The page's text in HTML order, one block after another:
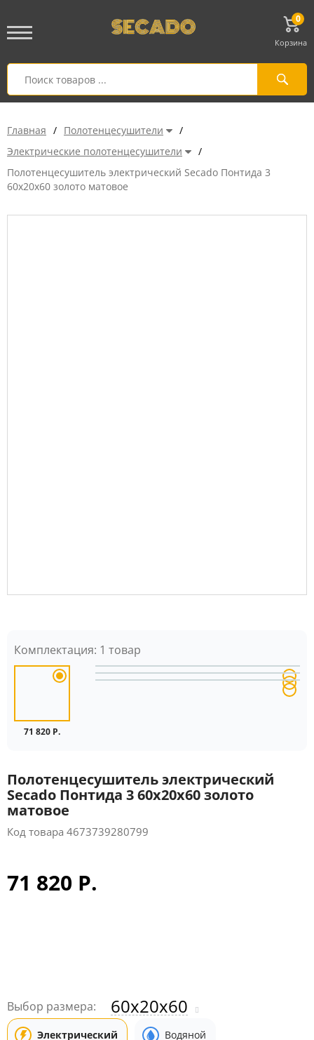
0
Корзина
Главная / Полотенцесушители
/
Электрические полотенцесушители
/
Полотенцесушитель электрический Secado Понтида 3
60x20x60 золото матовое
Комплектация: 1 товар
71 820 Р.
Полотенцесушитель электрический
Secado Понтида 3 60x20x60 золото
матовое
Код товара 4673739280799
71 820 Р.
Выбор размера: 60x20x60
Электрический Водяной